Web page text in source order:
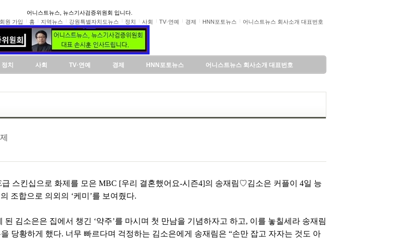
어니스트뉴스, 뉴스기사검증위원회 입니다.
회원 가입 홈 지역뉴스 강원특별자치도뉴스 정치 사회 TV·연예 경제 HNN포토뉴스 어니스트뉴스 회사소개 대표번호
정치 사회 TV·연예 경제 HNN포토뉴스 어니스트뉴스 회사소개 대표번호
스킨십으로 화제를 모은 MBC [우리 결혼했어요-시즌4]의 송재림♡김소은 커플이 4일 능
조합으로 의외의 ‘케미’를 보여줬다.
김소은은 집에서 챙긴 ‘약주’를 마시며 첫 만남을 기념하자고 하고, 이를 놓칠세라 송재림
당황하게 했다. 너무 빠르다며 걱정하는 김소은에게 송재림은 “손만 잡고 자자는 것도 아